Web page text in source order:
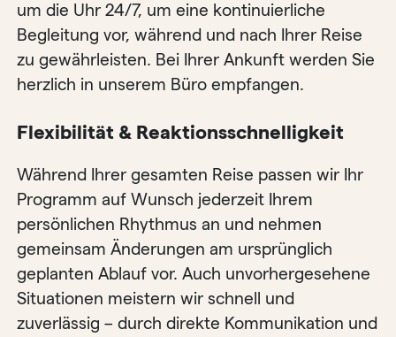
um die Uhr 24/7, um eine kontinuierliche
Begleitung vor, während und nach Ihrer Reise
zu gewährleisten. Bei Ihrer Ankunft werden Sie
herzlich in unserem Büro empfangen.
Flexibilität & Reaktionsschnelligkeit
Während Ihrer gesamten Reise passen wir Ihr
Programm auf Wunsch jederzeit Ihrem
persönlichen Rhythmus an und nehmen
gemeinsam Änderungen am ursprünglich
geplanten Ablauf vor. Auch unvorhergesehene
Situationen meistern wir schnell und
zuverlässig – durch direkte Kommunikation und